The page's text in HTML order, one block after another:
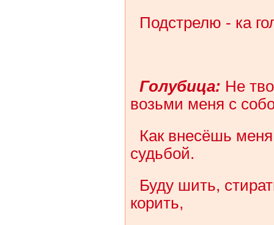
Подстрелю - ка
Голубица: Не
возьми меня с
Как внесёшь
судьбой.
Буду шить,
корить,